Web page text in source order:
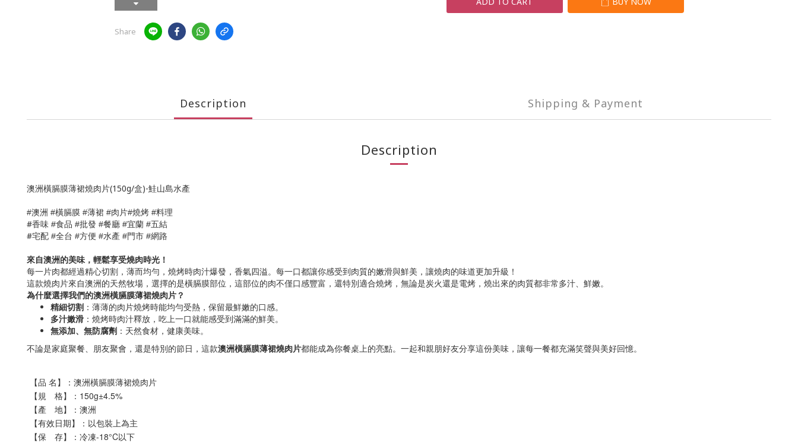
Share
Description Shipping & Payment
Description
澳洲橫膈膜薄裙燒肉片(150g/盒)-鮭山島水產
#澳洲 #橫膈膜 #薄裙 #肉片#燒烤 #料理
#香味 #食品 #批發 #餐廳 #宜蘭 #五結
#宅配 #全台 #方便 #水產 #門市 #網路
來自澳洲的美味，輕鬆享受燒肉時光！
每一片肉都經過精心切割，薄而均勻，燒烤時肉汁爆發，香氣四溢。每一口都讓你感受到肉質的嫩滑與鮮美，讓燒肉的味道更加升級！
這款燒肉片來自澳洲的天然牧場，選擇的是橫膈膜部位，這部位的肉不僅口感豐富，還特別適合燒烤，無論是炭火還是電烤，燒出來的肉質都非常多汁、鮮嫩。
為什麼選擇我們的澳洲橫膈膜薄裙燒肉片？
精細切割 ：薄薄的肉片燒烤時能均勻受熱，保留最鮮嫩的口感。
多汁嫩滑 ：燒烤時肉汁釋放，吃上一口就能感受到滿滿的鮮美。
無添加、無防腐劑 ：天然食材，健康美味。
不論是家庭聚餐、朋友聚會，還是特別的節日，這款澳洲橫膈膜薄裙燒肉片都能成為你餐桌上的亮點。一起和親朋好友分享這份美味，讓每一餐都充滿笑聲與美好回憶。
【品 名】： 澳洲橫膈膜薄裙燒肉片
【規 格】：150g±4.5%
【產 地】：澳洲
【有效日期】：以包裝上為主
【保 存】：冷凍-18°C以下